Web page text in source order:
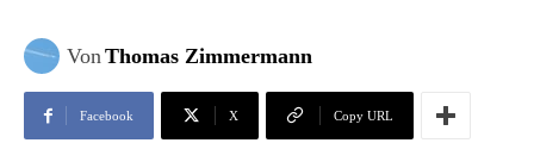
VonThomas Zimmermann
Facebook X Copy URL